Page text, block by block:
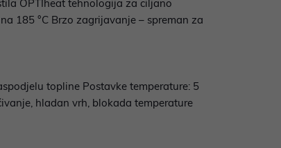
OPTIheat tehnologija za ciljano
185 °C Brzo zagrijavanje – spreman za
topline Postavke temperature: 5
hladan vrh, blokada temperature